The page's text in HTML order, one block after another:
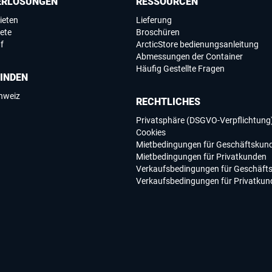
Lieferung
Broschüren
ArcticStore bedienungsanleitung
Abmessungen der Container
Häufig Gestellte Fragen
RECHTLICHES
Privatsphäre (DSGVO-
Cookies
Mietbedingungen für
Mietbedingungen für Privatkunden
Verkaufsbedingungen für
Verkaufsbedingungen für